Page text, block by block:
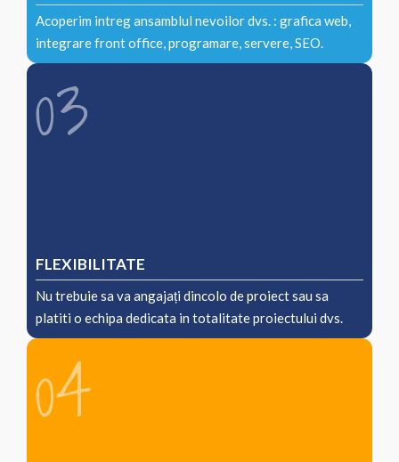
Acoperim intreg ansamblul nevoilor dvs. : grafica web,
integrare front office, programare, servere, SEO.
FLEXIBILITATE
Nu trebuie sa va angajați dincolo de proiect sau sa
platiti o echipa dedicata in totalitate proiectului dvs.